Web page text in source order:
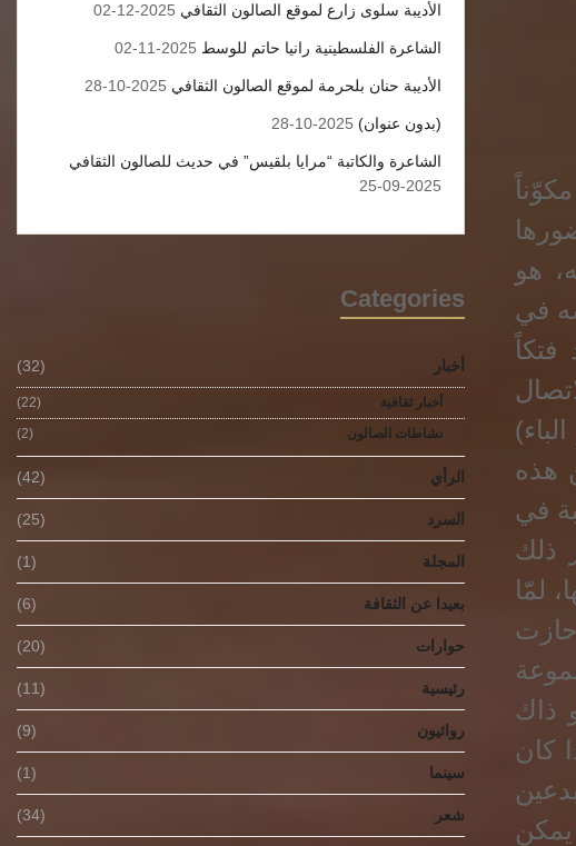
هو
في
هذه
في
ذلك
لمّا
ذاك
كان
يمكن
الأديبة سلوى زارع لموقع الصالون الثقافي 2025-12-02
الشاعرة الفلسطينية رانيا حاتم للوسط 2025-11-02
الأديبة حنان بلحرمة لموقع الصالون الثقافي 2025-10-28
(بدون عنوان) 2025-10-28
الشاعرة والكاتبة “مرايا بلقيس” في حديث للصالون الثقافي
2025-09-25
Categories
أخبار (32)
أخبار ثقافية
(22)
نشاطات الصالون
(2)
الرأي (42)
السرد (25)
المجلة (1)
بعيدا عن الثقافة (6)
حوارات (20)
رئيسية (11)
روائيون (9)
سينما (1)
شعر (34)